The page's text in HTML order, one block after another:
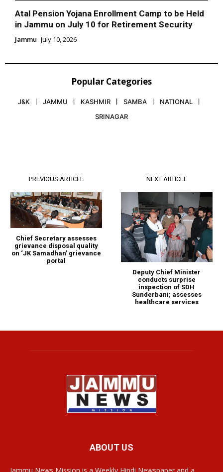
Atal Pension Yojana Enrollment Camp to be Held
in Jammu on July 10 for Retirement Security
Jammu July 10, 2026
Popular Categories
J&K JAMMU KASHMIR SAMBA
NATIONAL
SRINAGAR
PREVIOUS ARTICLE
Chief Secretary assesses
grievance disposal quality
on ‘JK Samadhan’ grievance
portal
NEXT ARTICLE
Deputy Chief Minister
conducts surprise
inspection of SDH
Sunderbani; assesses
healthcare services
ABOUT US